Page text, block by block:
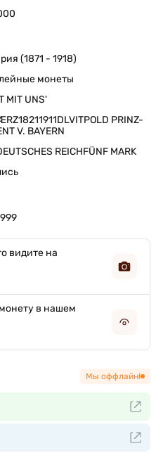
(1871 - 1918)
монеты
MIT UNS'
PRINZ-
V. BAYERN
REICHFÜNF MARK
видите на
в нашем
Мы оффлайн!